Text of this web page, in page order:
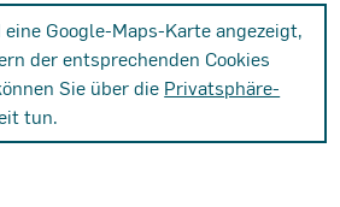
Google-Maps-Karte angezeigt,
der entsprechenden Cookies
Sie über die Privatsphäre-
tun.